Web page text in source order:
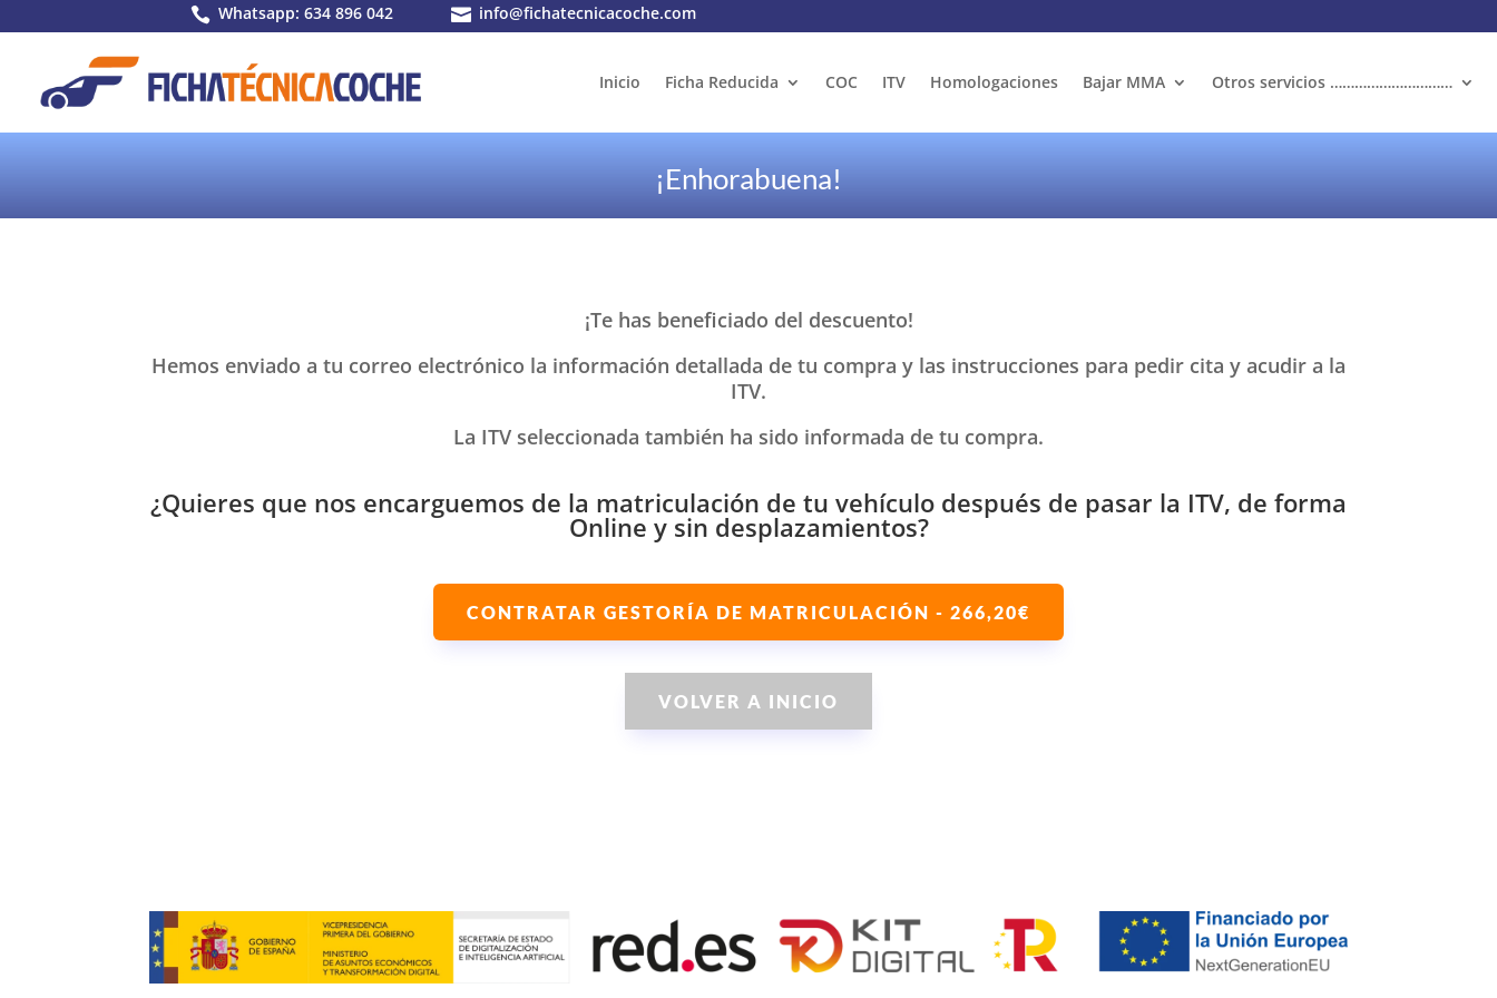
 Whatsapp: 634 896 042  info@fichatecnicacoche.com
Inicio Ficha Reducida COC ITV Homologaciones Bajar MMA Otros servicios …………………………
¡Enhorabuena!
¡Te has beneficiado del descuento!
Hemos enviado a tu correo electrónico la información detallada de tu compra y las instrucciones para pedir cita y acudir a la
ITV.
La ITV seleccionada también ha sido informada de tu compra.
¿Quieres que nos encarguemos de la matriculación de tu vehículo después de pasar la ITV, de forma
Online y sin desplazamientos?
CONTRATAR GESTORÍA DE MATRICULACIÓN - 266,20€
VOLVER A INICIO